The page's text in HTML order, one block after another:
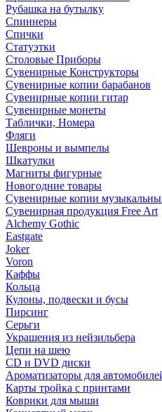
Рубашка на бутылку
Спиннеры
Спички
Статуэтки
Столовые Приборы
Сувенирные Конструкторы
Сувенирные копии барабанов
Сувенирные копии гитар
Сувенирные монеты
Таблички, Номера
Фляги
Шевроны и вымпелы
Шкатулки
Магниты фигурные
Новогодние товары
Сувенирные копии
Сувенирная продукция Free Art
Alchemy Gothic
Eastgate
Joker
Voron
Каффы
Кольца
Кулоны, подвески и бусы
Пирсинг
Серьги
Украшения из нейзильбера
Цепи на шею
CD и DVD диски
Ароматизаторы для
Карты тройка с принтами
Коврики для мыши